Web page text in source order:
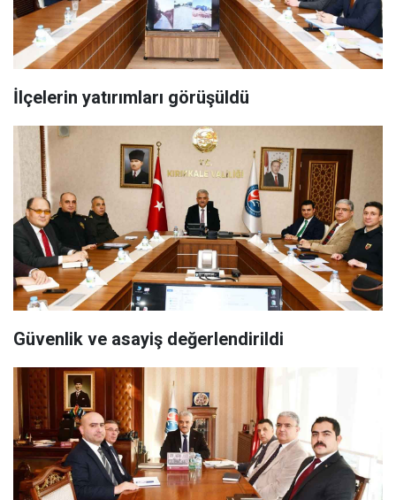
İlçelerin yatırımları görüşüldü
Güvenlik ve asayiş değerlendirildi